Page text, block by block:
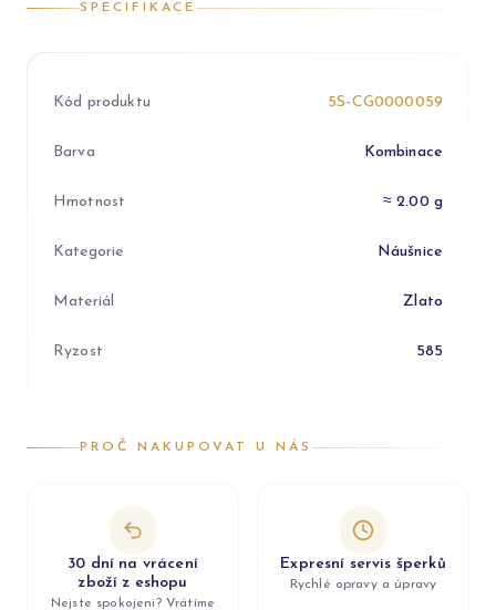
SPECIFIKACE
Kód produktu 5S-CG0000059
Barva Kombinace
Hmotnost ≈ 2.00 g
Kategorie Náušnice
Materiál Zlato
Ryzost 585
PROČ NAKUPOVAT U NÁS
30 dní na vrácení
zboží z eshopu
Nejste spokojeni? Vrátíme
Expresní servis šperků
Rychlé opravy a úpravy